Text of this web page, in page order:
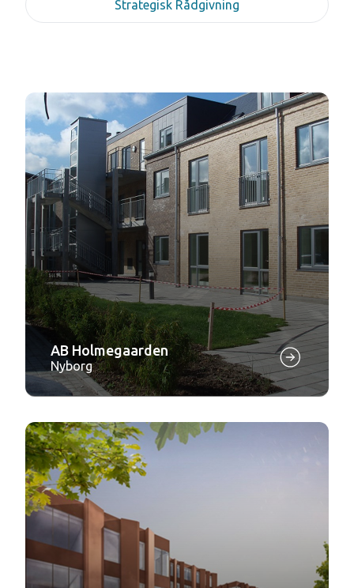
Strategisk Rådgivning
AB Holmegaarden
Nyborg